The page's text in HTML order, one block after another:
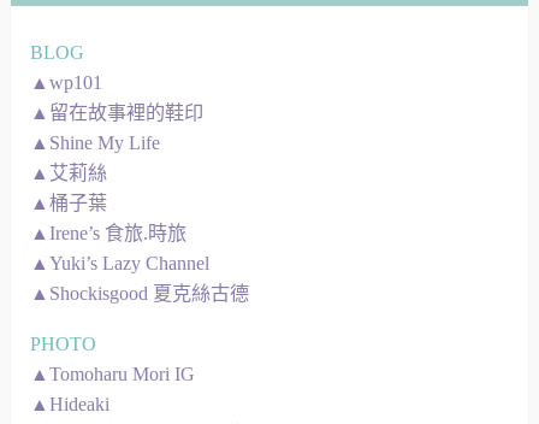
BLOG
▲wp101
▲留在故事裡的鞋印
▲Shine My Life
▲艾莉絲
▲桶子葉
▲Irene’s 食旅.時旅
▲Yuki’s Lazy Channel
▲Shockisgood 夏克絲古德
PHOTO
▲Tomoharu Mori IG
▲Hideaki